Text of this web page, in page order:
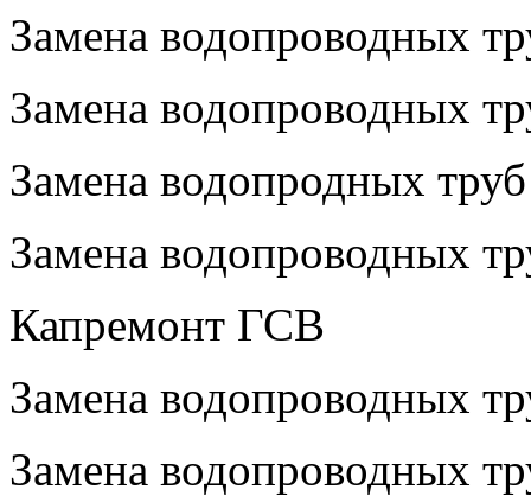
Замена водопроводных
Замена водопроводных
Замена водопродных труб
Замена водопроводных
Капремонт ГСВ
Замена водопроводных
Замена водопроводных